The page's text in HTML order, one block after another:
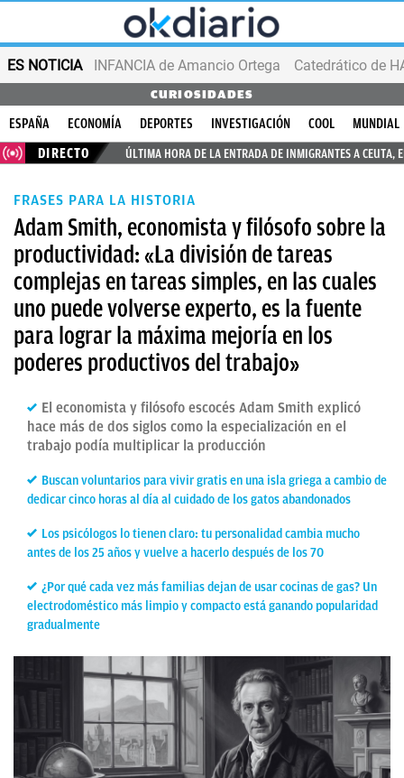
ES NOTICIA INFANCIA de Amancio Ortega
CURIOSIDADES
ESPAÑA ECONOMÍA DEPORTES INVESTIGACIÓN COOL
MUNDIAL
DIRECTO
ÚLTIMA HORA DE LA ENTRADA DE INMIGRANTES A CEUTA,
FRASES PARA LA HISTORIA
Adam Smith, economista y filósofo sobre la
productividad: «La división de tareas
complejas en tareas simples, en las cuales
uno puede volverse experto, es la fuente
para lograr la máxima mejoría en los
poderes productivos del trabajo»
El economista y filósofo escocés Adam Smith explicó
hace más de dos siglos como la especialización en el
trabajo podía multiplicar la producción
Buscan voluntarios para vivir gratis en una isla griega a cambio de
dedicar cinco horas al día al cuidado de los gatos abandonados
Los psicólogos lo tienen claro: tu personalidad cambia mucho
antes de los 25 años y vuelve a hacerlo después de los 70
¿Por qué cada vez más familias dejan de usar cocinas de gas? Un
electrodoméstico más limpio y compacto está ganando popularidad
gradualmente